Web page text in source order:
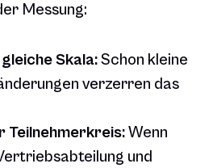
Messung:
Skala:Schon kleine
verzerren das
Teilnehmerkreis:Wenn
und